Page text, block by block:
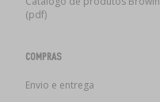
(pdf)
COMPRAS
Envio e entrega